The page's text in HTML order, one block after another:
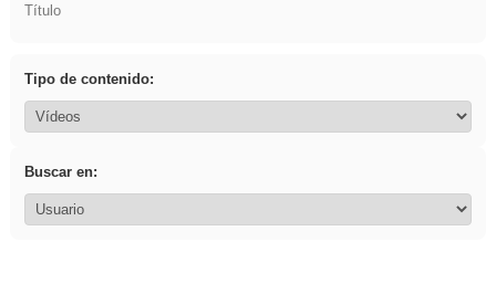
Título
Tipo de contenido:
Buscar en: